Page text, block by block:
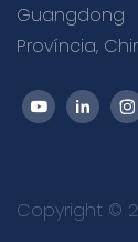
Guangdong
Província,
Copyright ©